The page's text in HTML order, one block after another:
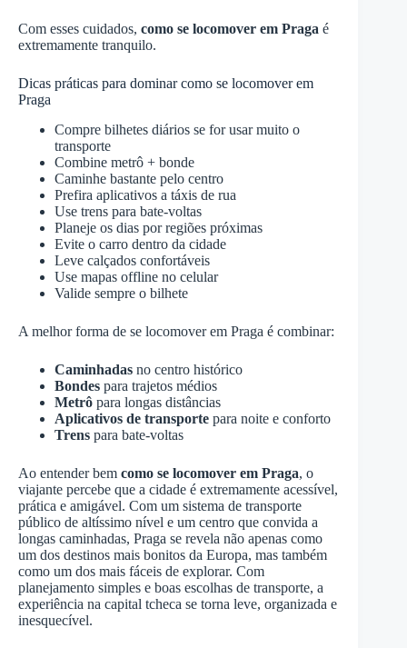
Com esses cuidados, como se locomover em Praga é
extremamente tranquilo.
Dicas práticas para dominar como se locomover em
Praga
Compre bilhetes diários se for usar muito o
transporte
Combine metrô + bonde
Caminhe bastante pelo centro
Prefira aplicativos a táxis de rua
Use trens para bate-voltas
Planeje os dias por regiões próximas
Evite o carro dentro da cidade
Leve calçados confortáveis
Use mapas offline no celular
Valide sempre o bilhete
A melhor forma de se locomover em Praga é combinar:
Caminhadas no centro histórico
Bondes para trajetos médios
Metrô para longas distâncias
Aplicativos de transporte para noite e conforto
Trens para bate-voltas
Ao entender bem como se locomover em Praga, o
viajante percebe que a cidade é extremamente acessível,
prática e amigável. Com um sistema de transporte
público de altíssimo nível e um centro que convida a
longas caminhadas, Praga se revela não apenas como
um dos destinos mais bonitos da Europa, mas também
como um dos mais fáceis de explorar. Com
planejamento simples e boas escolhas de transporte, a
experiência na capital tcheca se torna leve, organizada e
inesquecível.